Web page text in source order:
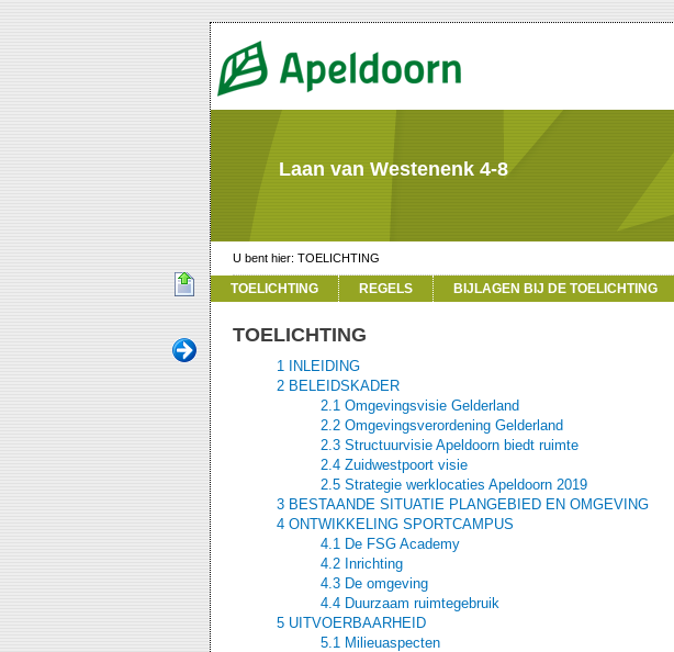
Laan van Westenenk 4-8
TOELICHTING
TOELICHTING REGELS BIJLAGEN BIJ DE TOELICHTING
TOELICHTING
1 INLEIDING
2 BELEIDSKADER
2.1 Omgevingsvisie Gelderland
2.2 Omgevingsverordening Gelderland
2.3 Structuurvisie Apeldoorn biedt ruimte
2.4 Zuidwestpoort visie
2.5 Strategie werklocaties Apeldoorn 2019
3 BESTAANDE SITUATIE PLANGEBIED EN OMGEVING
4 ONTWIKKELING SPORTCAMPUS
4.1 De FSG Academy
4.2 Inrichting
4.3 De omgeving
4.4 Duurzaam ruimtegebruik
5 UITVOERBAARHEID
5.1 Milieuaspecten